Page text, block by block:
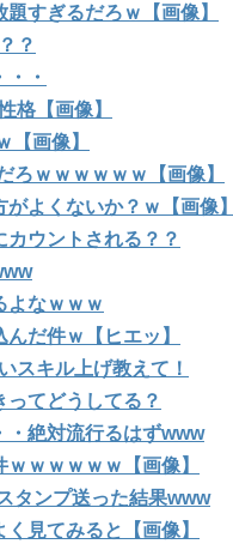
すぎるだろｗ【画像】
？
・
格【画像】
【画像】
ろｗｗｗｗｗｗ【画像】
よくないか？ｗ【画像】
カウントされる？？
よなｗｗｗ
だ件ｗ【ヒエッ】
スキル上げ教えて！
ってどうしてる？
・絶対流行るはずwww
ｗｗｗｗｗ【画像】
タンプ送った結果www
見てみると【画像】